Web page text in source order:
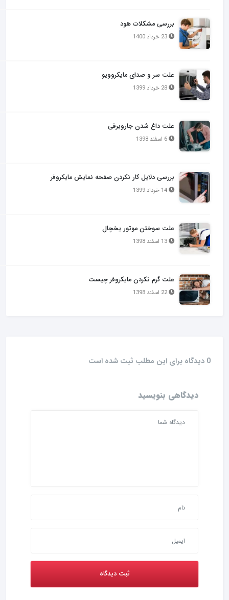
0 دیدگاه برای این مطلب ثبت شده است
دیدگاهی بنویسید
بررسی مشکلات هود
علت سر و صدای مایکروویو
علت داغ شدن جاروبرقی
بررسی دلایل کار نکردن صفحه نمایش مایکروفر
علت سوختن موتور یخچال
علت گرم نکردن مایکروفر چیست
22 اسفند 1398